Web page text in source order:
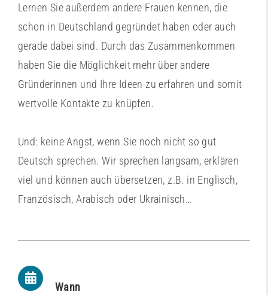
Lernen Sie außerdem andere Frauen kennen, die
schon in Deutschland gegründet haben oder auch
gerade dabei sind. Durch das Zusammenkommen
haben Sie die Möglichkeit mehr über andere
Gründerinnen und Ihre Ideen zu erfahren und somit
wertvolle Kontakte zu knüpfen.
Und: keine Angst, wenn Sie noch nicht so gut
Deutsch sprechen. Wir sprechen langsam, erklären
viel und können auch übersetzen, z.B. in Englisch,
Französisch, Arabisch oder Ukrainisch…
Wann